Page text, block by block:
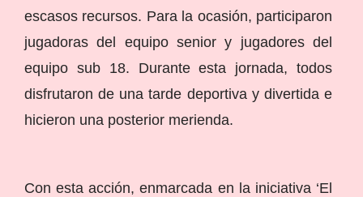
escasos recursos. Para la ocasión, participaron
jugadoras del equipo senior y jugadores del
equipo sub 18. Durante esta jornada, todos
disfrutaron de una tarde deportiva y divertida e
hicieron una posterior merienda.
Con esta acción, enmarcada en la iniciativa ‘El